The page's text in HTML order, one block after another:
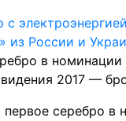
в
2017 —
первое серебро в